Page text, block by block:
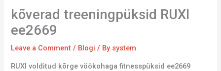
kõverad treeningpüksid RUXI
ee2669
Leave a Comment / Blogi / By system
RUXI volditud kõrge vöökohaga fitnesspüksid ee2669